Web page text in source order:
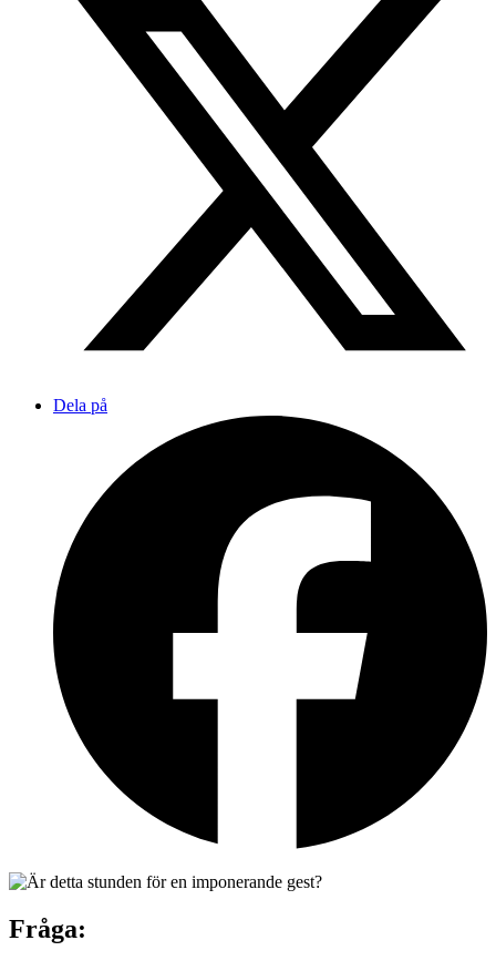
Dela på
Fråga: